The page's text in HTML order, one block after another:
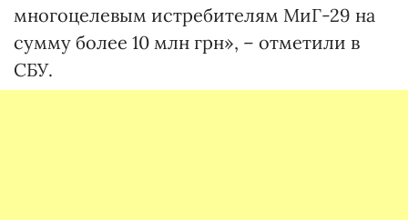
многоцелевым истребителям МиГ-29 на
сумму более 10 млн грн», – отметили в
СБУ.